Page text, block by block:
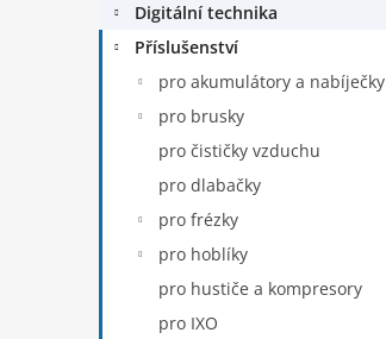
í
Digitální technika
Příslušenství
pro akumulátory a nabíječky
pro brusky
pro čističky vzduchu
pro dlabačky
pro frézky
pro hoblíky
pro hustiče a kompresory
pro IXO